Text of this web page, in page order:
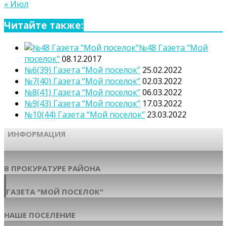
« Июл
Читайте также:
№48 Газета "Мой
поселок" 08.12.2017
№6(39) Газета “Мой поселок” 25.02.2022
№7(40) Газета “Мой поселок”02.03.2022
№8(41) Газета “Мой поселок”06.03.2022
№9(43) Газета “Мой поселок” 17.03.2022
№10(44) Газета “Мой поселок” 23.03.2022
ИНФОРМАЦИЯ
В ПРОКУРАТУРЕ РАЙОНА
ГАЗЕТА "МОЙ ПОСЕЛОК"
НАШЕ ПОСЕЛЕНИЕ